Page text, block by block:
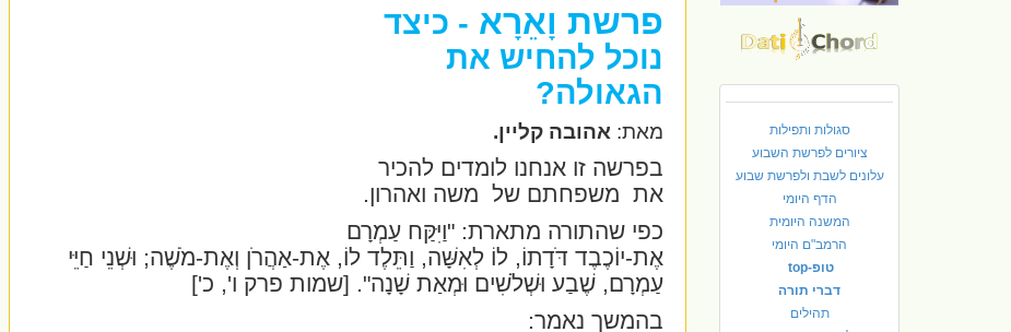
סגולות ותפילות
ציורים לפרשת השבוע
עלונים לשבת ולפרשת שבוע
הדף היומי
המשנה היומית
הרמב"ם היומי
טופ-top
דברי תורה
תהילים
פרשת וָאֵרָא - כיצד
נוכל להחיש את
הגאולה?
מאת: אהובה קליין.
בפרשה זו אנחנו לומדים להכיר
את משפחתם של משה ואהרון.
כפי שהתורה מתארת: "וַיִּקַּח עַמְרָם
אֶת-יוֹכֶבֶד דֹּדָתוֹ, לוֹ לְאִשָּׁה, וַתֵּלֶד לוֹ, אֶת-אַהֲרֹן וְאֶת-מֹשֶׁה; וּשְׁנֵי חַיֵּי
עַמְרָם, שֶׁבַע וּשְׁלֹשִׁים וּמְאַת שָׁנָה". [שמות פרק ו', כ']
בהמשך נאמר: